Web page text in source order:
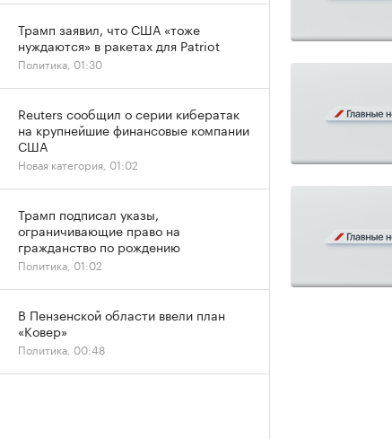
Трамп заявил, что США «тоже
нуждаются» в ракетах для Patriot
Политика, 01:30
Reuters сообщил о серии кибератак
на крупнейшие финансовые компании
США
Новая категория, 01:02
Трамп подписал указы,
ограничивающие право на
гражданство по рождению
Политика, 01:02
В Пензенской области ввели план
«Ковер»
Политика, 00:48